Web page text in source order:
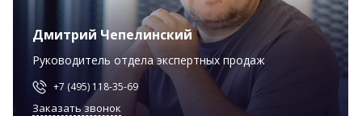
Дмитрий Чепелинский
Руководитель отдела экспертных продаж
+7 (495) 118-35-69
Заказать звонок